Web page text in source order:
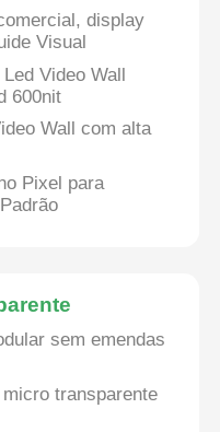
display
Visual
Video Wall
600nit
Wall com alta
Pixel para
sem emendas
transparente